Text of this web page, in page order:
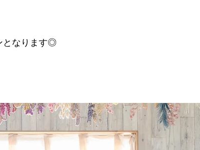
となります◎